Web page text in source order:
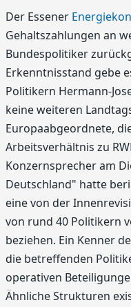
Der Essener
Gehaltszahlungen an
Bundespolitiker
Erkenntnisstand gebe
Politikern Hermann-
keine weiteren
Europaabgeordnete,
Arbeitsverhältnis zu
Konzernsprecher am
Deutschland" hatte
eine von der
von rund 40 Politikern
beziehen. Ein Kenner
die betreffenden
operativen
Ähnliche Strukturen